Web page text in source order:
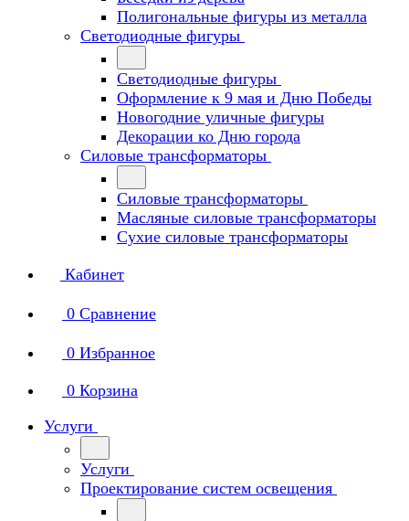
Полигональные фигуры из металла
Светодиодные фигуры
Светодиодные фигуры
Оформление к 9 мая и Дню Победы
Новогодние уличные фигуры
Декорации ко Дню города
Силовые трансформаторы
Силовые трансформаторы
Масляные силовые трансформаторы
Сухие силовые трансформаторы
Кабинет
0 Сравнение
0 Избранное
0 Корзина
Услуги
Услуги
Проектирование систем освещения